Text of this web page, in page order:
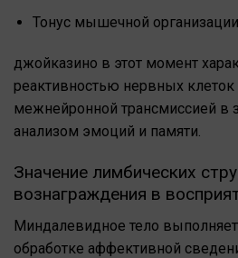
Тонус мышечной организации
джойказино в этот момент
реактивностью нервных клеток
межнейронной трансмиссией в
анализом эмоций и памяти.
Значение лимбических
вознаграждения в
Миндалевидное тело
обработке аффективной